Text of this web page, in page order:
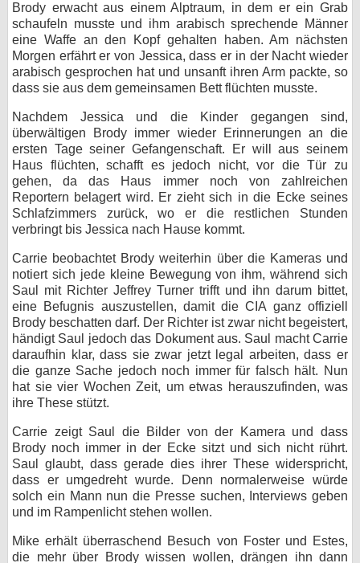
Brody erwacht aus einem Alptraum, in dem er ein Grab
schaufeln musste und ihm arabisch sprechende Männer
eine Waffe an den Kopf gehalten haben. Am nächsten
Morgen erfährt er von Jessica, dass er in der Nacht wieder
arabisch gesprochen hat und unsanft ihren Arm packte, so
dass sie aus dem gemeinsamen Bett flüchten musste.
Nachdem Jessica und die Kinder gegangen sind,
überwältigen Brody immer wieder Erinnerungen an die
ersten Tage seiner Gefangenschaft. Er will aus seinem
Haus flüchten, schafft es jedoch nicht, vor die Tür zu
gehen, da das Haus immer noch von zahlreichen
Reportern belagert wird. Er zieht sich in die Ecke seines
Schlafzimmers zurück, wo er die restlichen Stunden
verbringt bis Jessica nach Hause kommt.
Carrie beobachtet Brody weiterhin über die Kameras und
notiert sich jede kleine Bewegung von ihm, während sich
Saul mit Richter Jeffrey Turner trifft und ihn darum bittet,
eine Befugnis auszustellen, damit die CIA ganz offiziell
Brody beschatten darf. Der Richter ist zwar nicht begeistert,
händigt Saul jedoch das Dokument aus. Saul macht Carrie
daraufhin klar, dass sie zwar jetzt legal arbeiten, dass er
die ganze Sache jedoch noch immer für falsch hält. Nun
hat sie vier Wochen Zeit, um etwas herauszufinden, was
ihre These stützt.
Carrie zeigt Saul die Bilder von der Kamera und dass
Brody noch immer in der Ecke sitzt und sich nicht rührt.
Saul glaubt, dass gerade dies ihrer These widerspricht,
dass er umgedreht wurde. Denn normalerweise würde
solch ein Mann nun die Presse suchen, Interviews geben
und im Rampenlicht stehen wollen.
Mike erhält überraschend Besuch von Foster und Estes,
die mehr über Brody wissen wollen, drängen ihn dann
Cookie-Einstellungen
Impressum
Desktop-Ansicht
myFanbase